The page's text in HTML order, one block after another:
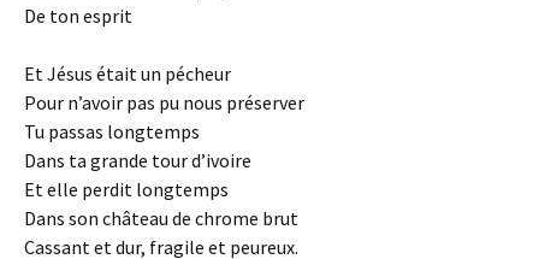
De ton esprit
Et Jésus était un pécheur
Pour n’avoir pas pu nous préserver
Tu passas longtemps
Dans ta grande tour d’ivoire
Et elle perdit longtemps
Dans son château de chrome brut
Cassant et dur, fragile et peureux.